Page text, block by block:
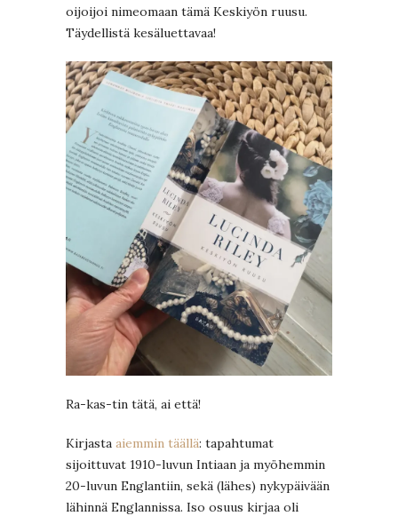
oijoijoi nimeomaan tämä Keskiyön ruusu.
Täydellistä kesäluettavaa!
Ra-kas-tin tätä, ai että!
Kirjasta aiemmin täällä: tapahtumat
sijoittuvat 1910-luvun Intiaan ja myöhemmin
20-luvun Englantiin, sekä (lähes) nykypäivään
lähinnä Englannissa. Iso osuus kirjaa oli